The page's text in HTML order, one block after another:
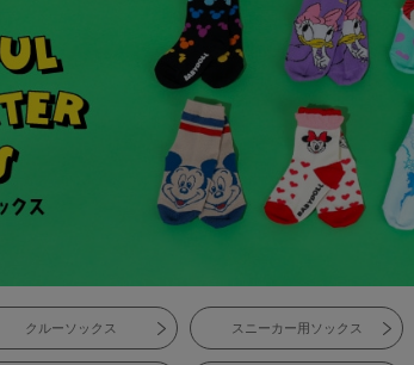
クルーソックス スニーカー用ソックス